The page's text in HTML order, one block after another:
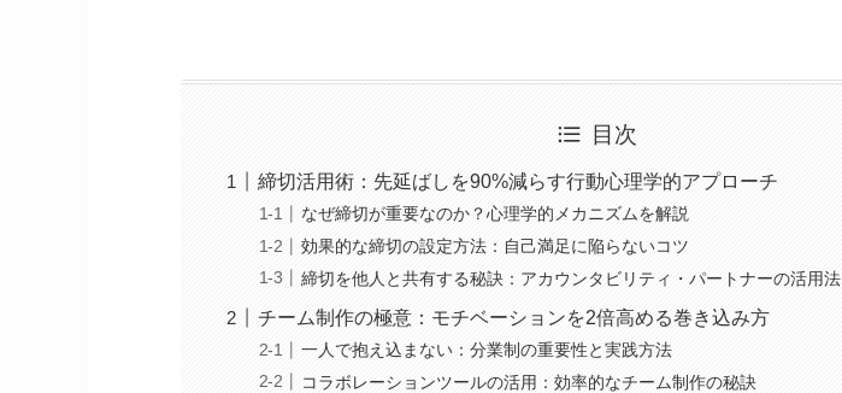
目次
締切活用術：先延ばしを90%減らす行動心理学的アプローチ
なぜ締切が重要なのか？心理学的メカニズムを解説
効果的な締切の設定方法：自己満足に陥らないコツ
締切を他人と共有する秘訣：アカウンタビリティ・パートナーの活用法
チーム制作の極意：モチベーションを2倍高める巻き込み方
一人で抱え込まない：分業制の重要性と実践方法
コラボレーションツールの活用：効率的なチーム制作の秘訣